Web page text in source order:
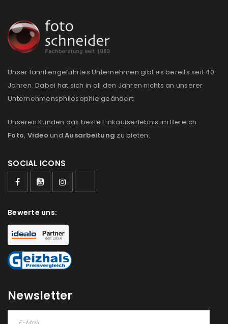
Unser familiengeführtes Unternehmen gibt es bereits seit 40
Jahren. Dabei hat sich in all den Jahren nichts an unserer
Unternehmensphilosophie geändert:
Unseren Kunden das beste Einkaufserlebnis im Bereich
Foto, Video und Ausarbeitung zu bieten.
SOCIAL ICONS
Bewerte uns:
Newsletter